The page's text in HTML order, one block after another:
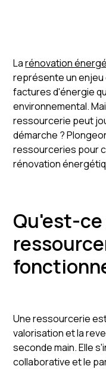
Larénovation
représente un enjeu
factures d'énergie
environnemental.
ressourcerie peut
démarche ?
ressourceries pour
rénovation
Qu'est-
Une ressourcerie
valorisation et la
seconde main. Elle
collaborative et le